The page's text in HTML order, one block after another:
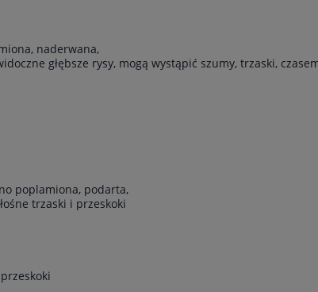
naderwana,
głębsze rysy, mogą wystąpić szumy, trzaski,
poplamiona, podarta,
trzaski i przeskoki